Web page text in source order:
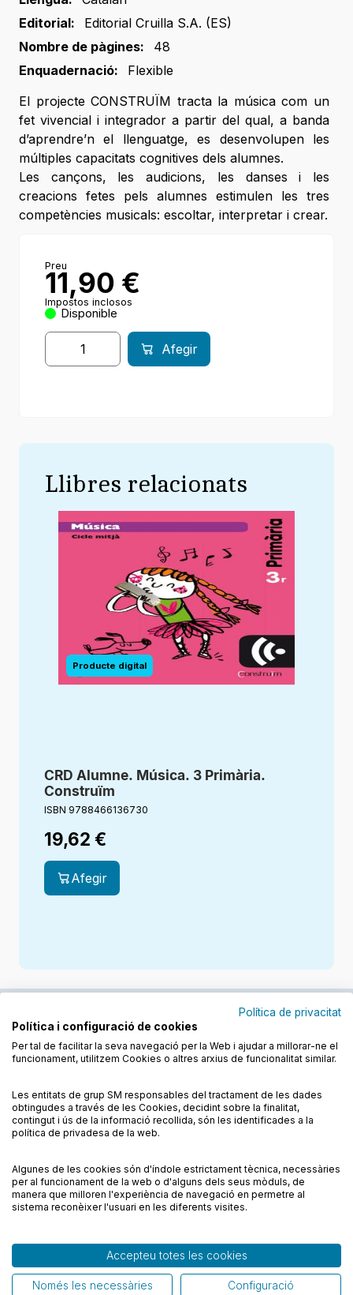
Editorial:
Editorial Cruilla S.A. (ES)
Nombre de pàgines:
48
Enquadernació:
Flexible
El projecte CONSTRUÏM tracta la música com un
fet vivencial i integrador a partir del qual, a banda
d’aprendre’n el llenguatge, es desenvolupen les
múltiples capacitats cognitives dels alumnes.
Les cançons, les audicions, les danses i les
creacions fetes pels alumnes estimulen les tres
competències musicals: escoltar, interpretar i crear.
Preu
11,90 €
Impostos inclosos
Disponible
Afegir
Llibres relacionats
CRD Alumne. Música. 3 Primària.
Construïm
ISBN 9788466136730
19,62 €
Afegir
Supercompetents en… Música. 3 Primària. Construïm.
Quadern
11,90€
Afegir
Condicions de compra
Condicions d’ús
Política de cookies
Política de privadesa
FAQs
© CESMA/PPC – Tots els drets reservats
Política de privacitat
Política i configuració de cookies
Per tal de facilitar la seva navegació per la Web i ajudar a millorar-ne el
funcionament, utilitzem Cookies o altres arxius de funcionalitat similar.
Les entitats de grup SM responsables del tractament de les dades
obtingudes a través de les Cookies, decidint sobre la finalitat,
contingut i ús de la informació recollida, són les identificades a la
política de privadesa de la web.
Algunes de les cookies són d'índole estrictament tècnica, necessàries
per al funcionament de la web o d'alguns dels seus mòduls, de
manera que milloren l'experiència de navegació en permetre al
sistema reconèixer l'usuari en les diferents visites.
Accepteu totes les cookies
Només les necessàries Configuració